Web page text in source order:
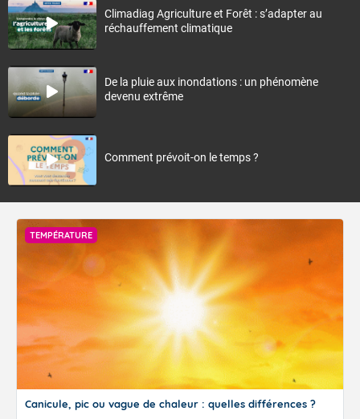
Climadiag Agriculture et Forêt : s’adapter au
réchauffement climatique
De la pluie aux inondations : un phénomène
devenu extrême
Comment prévoit-on le temps ?
TEMPÉRATURE
Canicule, pic ou vague de chaleur : quelles différences ?